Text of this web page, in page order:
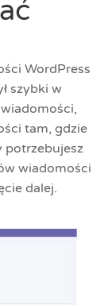
WordPress
szybki w
tam, gdzie
potrzebujesz
wiadomości
dalej.